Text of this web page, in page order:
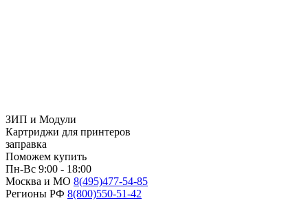
ЗИП и Модули
Картриджи для принтеров
заправка
Поможем купить
Пн-Вс 9:00 - 18:00
Москва и МО 8(495)477-54-85
Регионы РФ 8(800)550-51-42